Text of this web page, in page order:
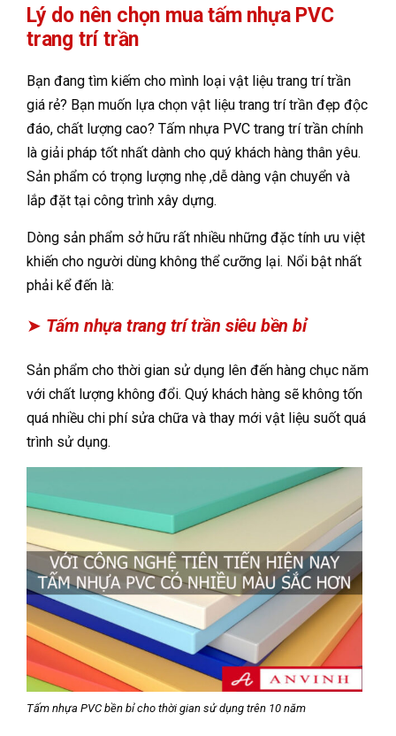
Lý do nên chọn mua tấm nhựa PVC
trang trí trần
Bạn đang tìm kiếm cho mình loại vật liệu trang trí trần
giá rẻ? Bạn muốn lựa chọn vật liệu trang trí trần đẹp độc
đáo, chất lượng cao? Tấm nhựa PVC trang trí trần chính
là giải pháp tốt nhất dành cho quý khách hàng thân yêu.
Sản phẩm có trọng lượng nhẹ ,dễ dàng vận chuyển và
lắp đặt tại công trình xây dựng.
Dòng sản phẩm sở hữu rất nhiều những đặc tính ưu việt
khiến cho người dùng không thể cưỡng lại. Nổi bật nhất
phải kể đến là:
➤ Tấm nhựa trang trí trần siêu bền bỉ
Sản phẩm cho thời gian sử dụng lên đến hàng chục năm
với chất lượng không đổi. Quý khách hàng sẽ không tốn
quá nhiều chi phí sửa chữa và thay mới vật liệu suốt quá
trình sử dụng.
Tấm nhựa PVC bền bỉ cho thời gian sử dụng trên 10 năm